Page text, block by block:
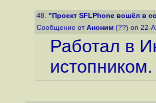
48. "Проект SFLPhone вошёл в
Сообщение от Аноним (??) on 22-
Работал в
истопником.